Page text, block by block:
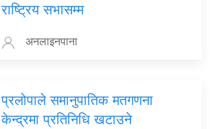
राष्ट्रिय सभासम्म
अनलाइनपाना
प्रलोपाले समानुपातिक मतगणना
केन्द्रमा प्रतिनिधि खटाउने